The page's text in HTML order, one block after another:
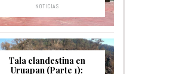
NOTICIAS
Tala clandestina en
Uruapan (Parte 1):